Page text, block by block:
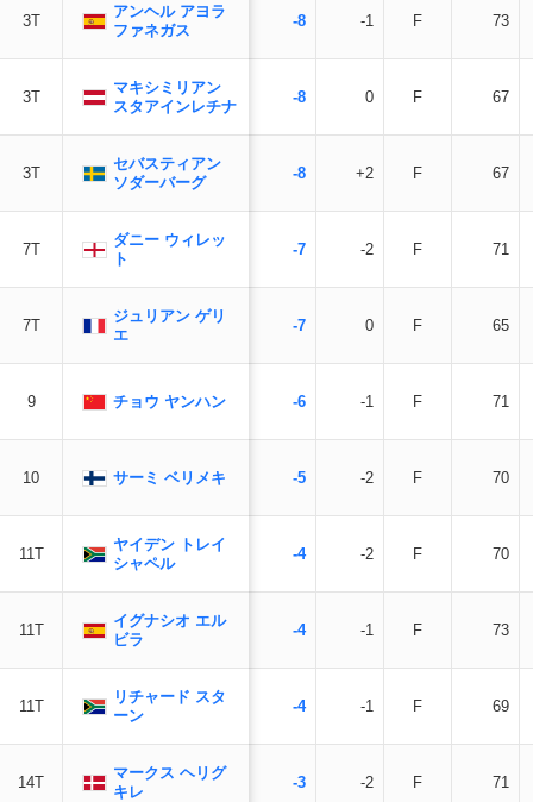
3T
アンヘル アヨラ
ファネガス
3T
マキシミリアン
スタアインレチナ
3T
セバスティアン
ソダーバーグ
7T
ダニー ウィレッ
ト
7T
ジュリアン ゲリ
エ
9 チョウ ヤンハン
10 サーミ ベリメキ
11T
ヤイデン トレイ
シャペル
11T
イグナシオ エル
ビラ
11T
リチャード スタ
ーン
14T
マークス ヘリグ
キレ
-8 -1 F 73
-8 0 F 67
-8 +2 F 67
-7 -2 F 71
-7 0 F 65
-6 -1 F 71
-5 -2 F 70
-4 -2 F 70
-4 -1 F 73
-4 -1 F 69
-3 -2 F 71